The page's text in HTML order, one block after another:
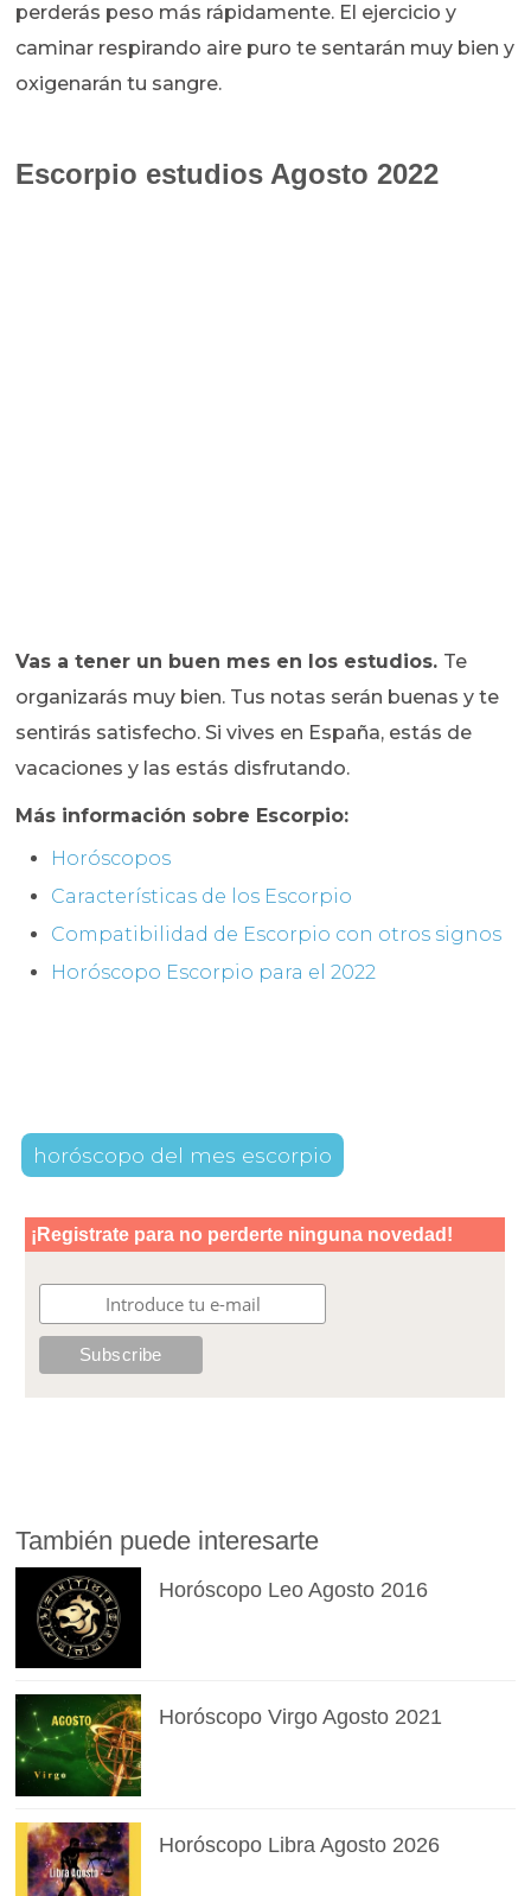
perderás peso más rápidamente. El ejercicio y
caminar respirando aire puro te sentarán muy bien y
oxigenarán tu sangre.
Escorpio estudios Agosto 2022
Vas a tener un buen mes en los estudios. Te
organizarás muy bien. Tus notas serán buenas y te
sentirás satisfecho. Si vives en España, estás de
vacaciones y las estás disfrutando.
Más información sobre Escorpio:
Horóscopos
Características de los Escorpio
Compatibilidad de Escorpio con otros signos
Horóscopo Escorpio para el 2022
horóscopo del mes escorpio
También puede interesarte
Horóscopo Leo Agosto 2016
Horóscopo Virgo Agosto 2021
Horóscopo Libra Agosto 2026